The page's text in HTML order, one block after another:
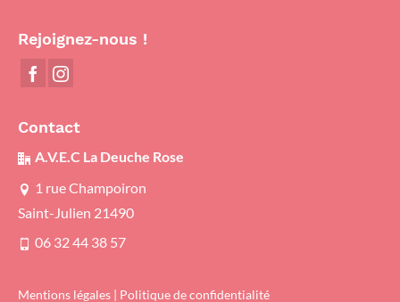
Rejoignez-nous !
Contact
A.V.E.C La Deuche Rose
1 rue Champoiron
Saint-Julien 21490
06 32 44 38 57
Mentions légales Politique de confidentialité